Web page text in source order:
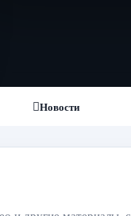
Новости